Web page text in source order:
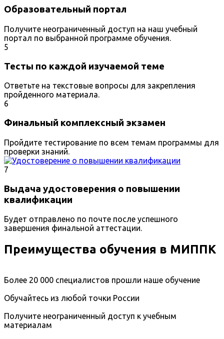
Образовательный портал
Получите неограниченный доступ на наш учебный
портал по выбранной программе обучения.
5
Тесты по каждой изучаемой теме
Ответьте на текстовые вопросы для закрепления
пройденного материала.
6
Финальный комплексный экзамен
Пройдите тестирование по всем темам программы для
проверки знаний.
7
Выдача удостоверения о повышении
квалификации
Будет отправлено по почте после успешного
завершения финальной аттестации.
Преимущества обучения в МИППК
Более 20 000 специалистов прошли наше обучение
Обучайтесь из любой точки России
Получите неограниченный доступ к учебным
материалам